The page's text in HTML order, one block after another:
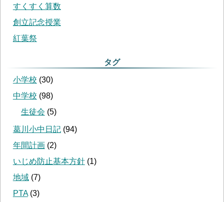
すくすく算数
創立記念授業
紅葉祭
タグ
小学校 (30)
中学校 (98)
生徒会 (5)
葛川小中日記 (94)
年間計画 (2)
いじめ防止基本方針 (1)
地域 (7)
PTA (3)